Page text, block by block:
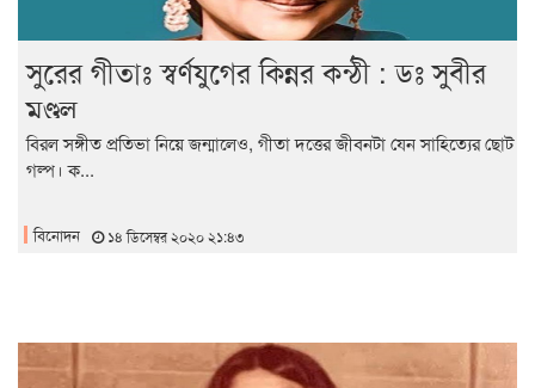
সুরের গীতাঃ স্বর্ণযুগের কিন্নর কন্ঠী : ডঃ সুবীর
মণ্ডল
বিরল সঙ্গীত প্রতিভা নিয়ে জন্মালেও, গীতা দত্তের জীবনটা যেন সাহিত্যের ছোট
গল্প। ক...
বিনোদন ১৪ ডিসেম্বর ২০২০ ২১:৪৩